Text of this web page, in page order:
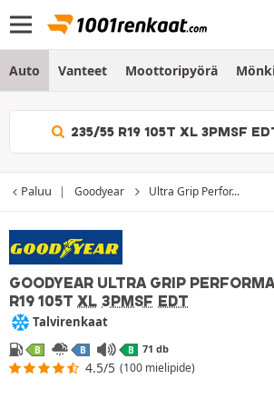
Auto Vanteet Moottoripyörä
235/55 R19 105T XL 3PMSF
Paluu Goodyear Ultra Grip Perfor...
GOODYEAR ULTRA GRIP
R19 105T XL 3PMSF EDT
Talvirenkaat
B B B 71 db
4.5/5 (100 mielipide)